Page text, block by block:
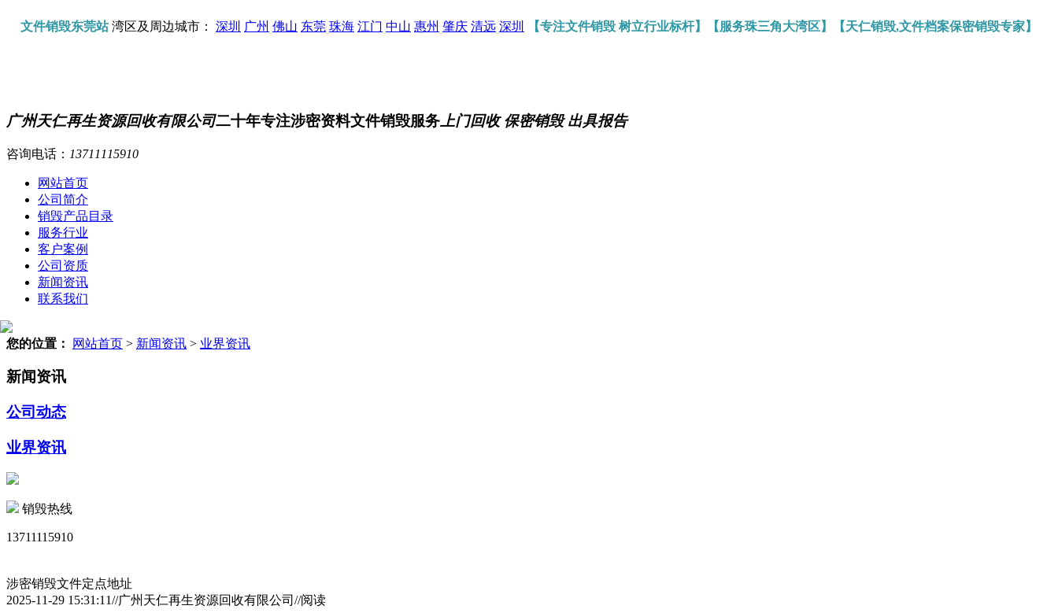
文件销毁东莞站湾区及周边城市： 深圳 广州 佛山 东莞 珠海 江门 中山 惠州 肇庆 清远 深圳 【专注文件销毁 树立行业标杆】【服务珠三角大湾区】【天仁销毁,文件档案保密销毁专家】
广州天仁再生资源回收有限公司二十年专注涉密资料文件销毁服务 上门回收 保密销毁 出具报告
咨询电话： 13711115910
网站首页
公司简介
销毁产品目录
服务行业
客户案例
公司资质
新闻资讯
联系我们
您的位置： 网站首页 > 新闻资讯 > 业界资讯
新闻资讯
公司动态
业界资讯
销毁热线
13711115910
涉密销毁文件定点地址
2025-11-29 15:31:11//广州天仁再生资源回收有限公司//阅读